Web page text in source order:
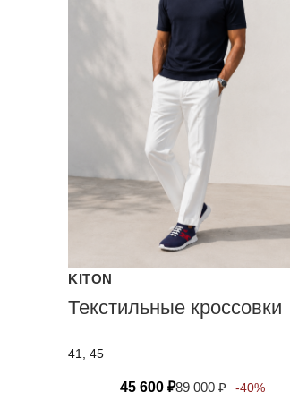
KITON
Текстильные кроссовки
41, 45
45 600₽89 000₽ -40%